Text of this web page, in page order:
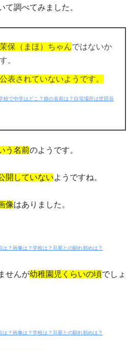
て調べてみました。
保（まほ）ちゃんではないか
。
表されていないようです。
校で中学はどこ？娘の名前は？自宅場所は世田谷
う名前のようです。
開していないようですね。
像はありました。
？画像は？学校は？旦那との馴れ初めは？
せんが幼稚園児くらいの頃でしょ
？画像は？学校は？旦那との馴れ初めは？